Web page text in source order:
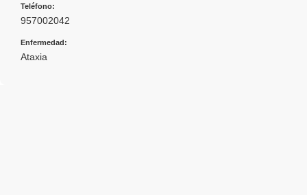
Teléfono:
957002042
Enfermedad:
Ataxia